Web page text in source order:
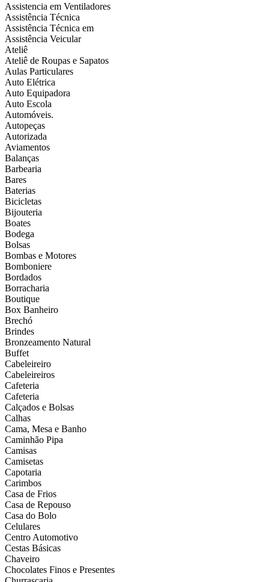
Assistencia em Ventiladores
Assistência Técnica
Assistência Técnica em
Assistência Veicular
Ateliê
Ateliê de Roupas e Sapatos
Aulas Particulares
Auto Elétrica
Auto Equipadora
Auto Escola
Automóveis.
Autopeças
Autorizada
Aviamentos
Balanças
Barbearia
Bares
Baterias
Bicicletas
Bijouteria
Boates
Bodega
Bolsas
Bombas e Motores
Bomboniere
Bordados
Borracharia
Boutique
Box Banheiro
Brechó
Brindes
Bronzeamento Natural
Buffet
Cabeleireiro
Cabeleireiros
Cafeteria
Cafeteria
Calçados e Bolsas
Calhas
Cama, Mesa e Banho
Caminhão Pipa
Camisas
Camisetas
Capotaria
Carimbos
Casa de Frios
Casa de Repouso
Casa do Bolo
Celulares
Centro Automotivo
Cestas Básicas
Chaveiro
Chocolates Finos e Presentes